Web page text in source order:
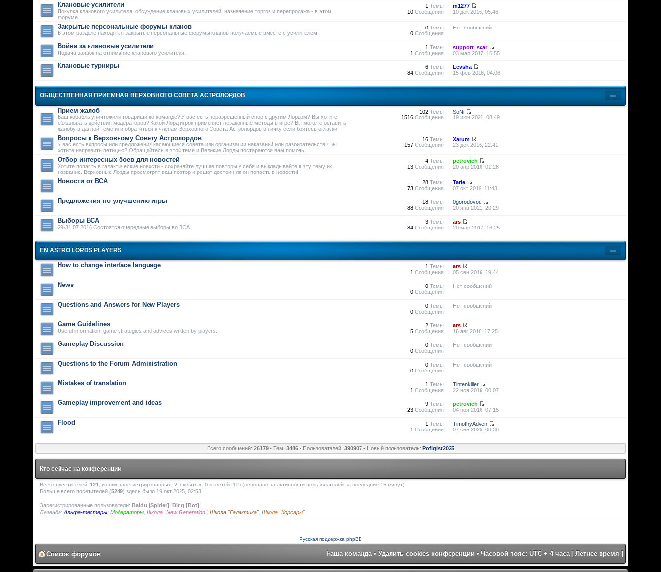
Клановые усилители
Покупка кланового усилителя, обсуждение клановых усилителей, назначение торгов и перепродажа - в этом
форуме
1 Темы
10Сообщения
m1277
10 дек 2016, 05:46
Закрытые персональные форумы кланов
В этом разделе находятся закрытые персональные форумы кланов получаемые вместе с усилителем.
0Темы
0Сообщения
Нет сообщений
Война за клановые усилители
Подача заявок на отнимание кланового усилителя.
1 Темы
1 Сообщения
support_scar
03 мар 2017, 16:55
Клановые турниры 6Темы
84Сообщения
Levsha
15 фев 2018, 04:06
ОБЩЕСТВЕННАЯ ПРИЕМНАЯ ВЕРХОВНОГО СОВЕТА АСТРОЛОРДОВ
Прием жалоб
Ваш корабль уничтожили товарищи по команде? У вас есть неразрешенный спор с другим Лордом? Вы хотите
обжаловать действия модераторов? Какой Лорд игрок применяет незаконные методы в игре? Вы можете оставить
жалобу в данной теме или обратиться к членам Верховного Совета Астролордов в личку если боитесь огласки.
102Темы
1516Сообщения
SoNi
19 июн 2021, 08:49
Вопросы к Верховному Совету Астролордов
У вас есть вопросы или предложения касающиеся совета или организации наказаний или разбирательств? Вы
хотите направить петицию? Обращайтесь в этой теме и Великие Лорды постараются вам помочь.
16Темы
157Сообщения
Xarum
23 дек 2016, 22:41
Отбор интересных боев для новостей
Хотите попасть в галактические новости - сохраняйте лучшие повторы у себя и выкладывайте в эту тему их
название. Верховные Лорды просмотрят ваш повтор и решат достоин ли он попасть в новости!
4Темы
13Сообщения
petrovich
20 апр 2016, 01:28
Новости от ВСА 28Темы
73Сообщения
Tarle
07 окт 2019, 11:43
Предложения по улучшению игры 18Темы
88Сообщения
0gorodovod
20 янв 2021, 20:29
Выборы ВСА
29-31.07.2016 Состоятся очередные выборы во ВСА
3Темы
84Сообщения
ars
20 мар 2017, 16:25
EN ASTRO LORDS PLAYERS
How to change interface language 1 Темы
1 Сообщения
ars
05 сен 2016, 19:44
News 0Темы
0Сообщения
Нет сообщений
Questions and Answers for New Players 0Темы
0Сообщения
Нет сообщений
Game Guidelines
Useful information, game strategies and advices written by players.
2Темы
5Сообщения
ars
16 авг 2016, 17:25
Gameplay Discussion 0Темы
0Сообщения
Нет сообщений
Questions to the Forum Administration 0Темы
0Сообщения
Нет сообщений
Mistakes of translation 1 Темы
1 Сообщения
Tintenkiller
22 ноя 2016, 00:07
Gameplay improvement and ideas 9Темы
23Сообщения
petrovich
04 ноя 2016, 07:15
Flood 1 Темы
1 Сообщения
TimothyAdven
07 сен 2025, 08:38
Всего сообщений: 26179• Тем: 3486• Пользователей: 390907• Новый пользователь: Pofigist2025
Кто сейчас на конференции
Всего посетителей:121
, из них зарегистрированных: 2, скрытых: 0 и гостей: 119 (основано на активности пользователей за последние 15 минут)
Больше всего посетителей (5249) здесь было 19 окт 2025, 02:53
Зарегистрированные пользователи:Baidu [Spider] ,Bing [Bot]
Легенда:Альфа-тестеры ,Модераторы ,Школа "New Generation",Школа "Галактика",Школа "Корсары"
Русская поддержка phpBB
Список форумов Наша команда• Удалить cookies конференции • Часовой пояс: UTC + 4 часа [ Летнее время ]